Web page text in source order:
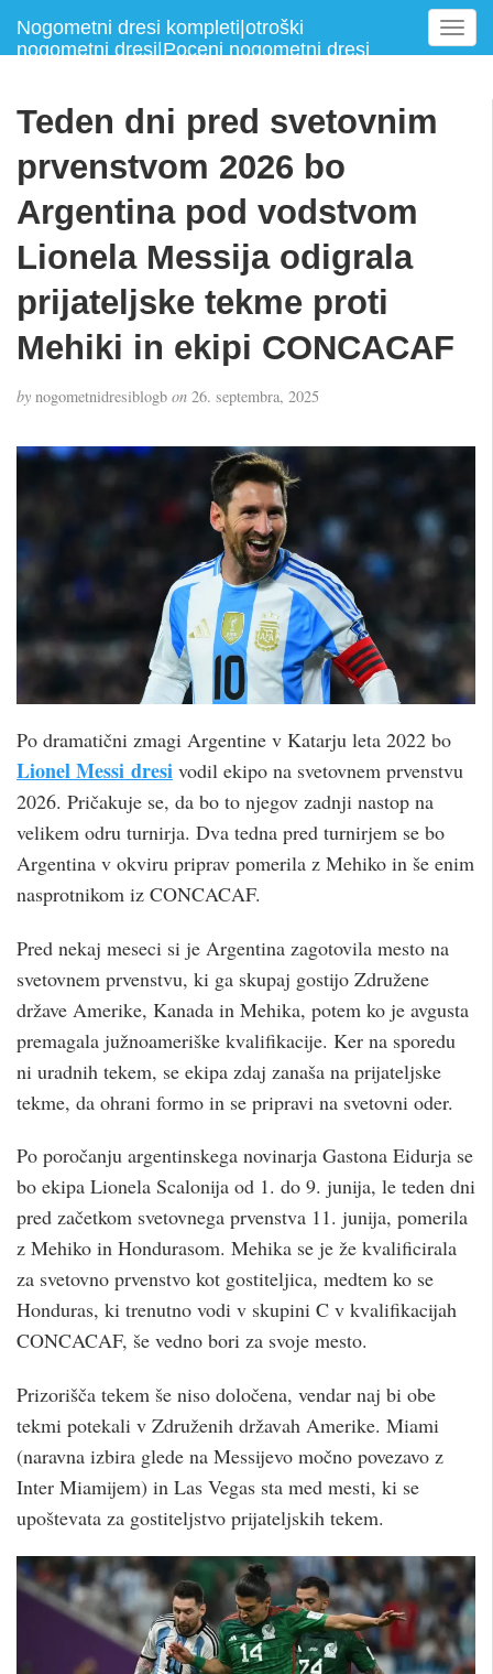
Nogometni dresi kompleti|otroški
nogometni dresi|Poceni nogometni dresi
T
o
i
Teden dni pred svetovnim
prvenstvom 2026 bo
Argentina pod vodstvom
Lionela Messija odigrala
prijateljske tekme proti
Mehiki in ekipi CONCACAF
by nogometnidresiblogb on 26. septembra, 2025
Po dramatični zmagi Argentine v Katarju leta 2022 bo
Lionel Messi dresi vodil ekipo na svetovnem prvenstvu
2026. Pričakuje se, da bo to njegov zadnji nastop na
velikem odru turnirja. Dva tedna pred turnirjem se bo
Argentina v okviru priprav pomerila z Mehiko in še enim
nasprotnikom iz CONCACAF.
Pred nekaj meseci si je Argentina zagotovila mesto na
svetovnem prvenstvu, ki ga skupaj gostijo Združene
države Amerike, Kanada in Mehika, potem ko je avgusta
premagala južnoameriške kvalifikacije. Ker na sporedu
ni uradnih tekem, se ekipa zdaj zanaša na prijateljske
tekme, da ohrani formo in se pripravi na svetovni oder.
Po poročanju argentinskega novinarja Gastona Eidurja se
bo ekipa Lionela Scalonija od 1. do 9. junija, le teden dni
pred začetkom svetovnega prvenstva 11. junija, pomerila
z Mehiko in Hondurasom. Mehika se je že kvalificirala
za svetovno prvenstvo kot gostiteljica, medtem ko se
Honduras, ki trenutno vodi v skupini C v kvalifikacijah
CONCACAF, še vedno bori za svoje mesto.
Prizorišča tekem še niso določena, vendar naj bi obe
tekmi potekali v Združenih državah Amerike. Miami
(naravna izbira glede na Messijevo močno povezavo z
Inter Miamijem) in Las Vegas sta med mesti, ki se
upoštevata za gostiteljstvo prijateljskih tekem.